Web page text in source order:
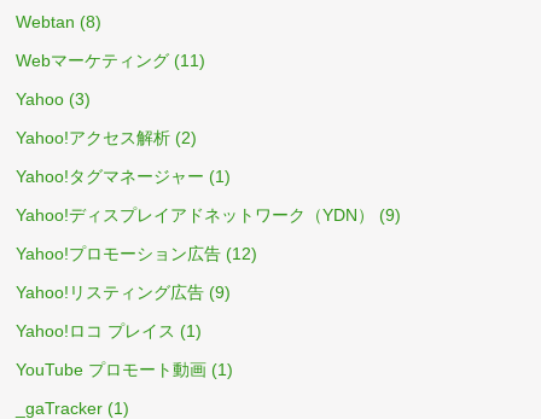
Webtan (8)
Webマーケティング (11)
Yahoo (3)
Yahoo!アクセス解析 (2)
Yahoo!タグマネージャー (1)
Yahoo!ディスプレイアドネットワーク（YDN）
(9)
Yahoo!プロモーション広告 (12)
Yahoo!リスティング広告 (9)
Yahoo!ロコ プレイス (1)
YouTube プロモート動画 (1)
_gaTracker (1)